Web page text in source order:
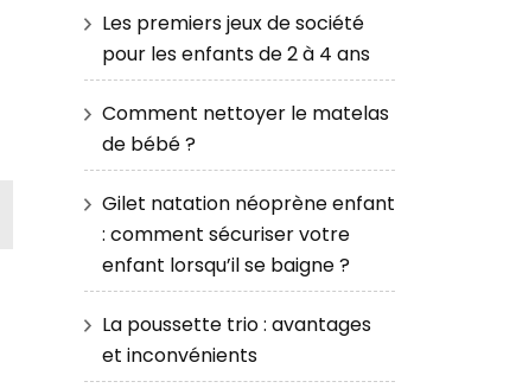
Les premiers jeux de société
pour les enfants de 2 à 4 ans
Comment nettoyer le matelas
de bébé ?
Gilet natation néoprène enfant
: comment sécuriser votre
enfant lorsqu’il se baigne ?
La poussette trio : avantages
et inconvénients